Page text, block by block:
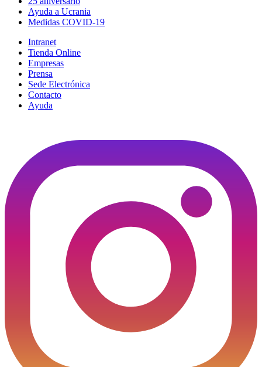
Ayuda a Ucrania
Medidas COVID-19
Intranet
Tienda Online
Empresas
Prensa
Sede Electrónica
Contacto
Ayuda